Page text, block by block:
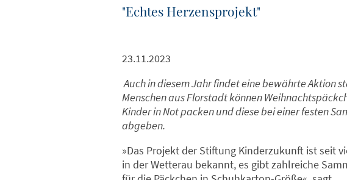
"Echtes Herzensprojekt"
23.11.2023
Auch in diesem Jahr findet eine bewährte Aktion
Menschen aus Florstadt können
Kinder in Not packen und diese bei einer festen
abgeben.
»Das Projekt der Stiftung Kinderzukunft ist seit
in der Wetterau bekannt, es gibt zahlreiche